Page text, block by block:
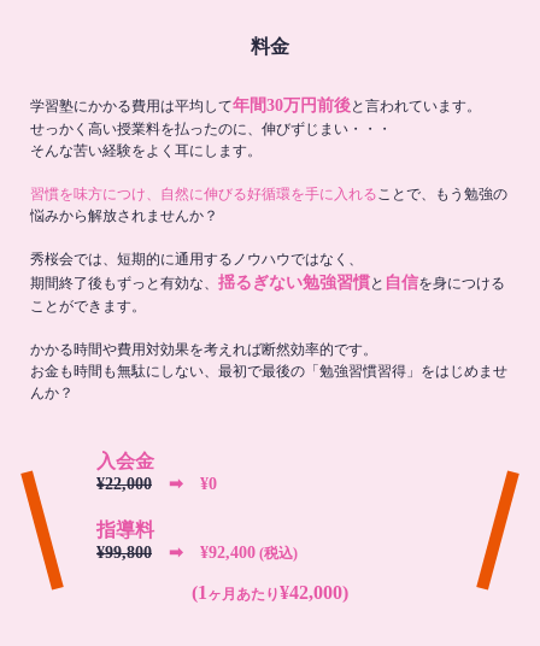
料金
学習塾にかかる費用は平均して年間30万円前後と言われています。
せっかく高い授業料を払ったのに、伸びずじまい・・・
そんな苦い経験をよく耳にします。
習慣を味方につけ、自然に伸びる好循環を手に入れる ことで、もう勉強の
悩みから解放されませんか？
秀桜会では、短期的に通用するノウハウではなく、
期間終了後もずっと有効な、 揺るぎない勉強習慣と 自信を身につける
ことができます。
かかる時間や費用対効果を考えれば断然効率的です。
お金も時間も無駄にしない、最初で最後の「勉強習慣習得」をはじめませ
んか？
入会金
¥22,000 ➡︎ ¥0
指導料
¥99,800 ➡︎ ¥92,400 (税込)
(1 ヶ月あたり¥42,000)